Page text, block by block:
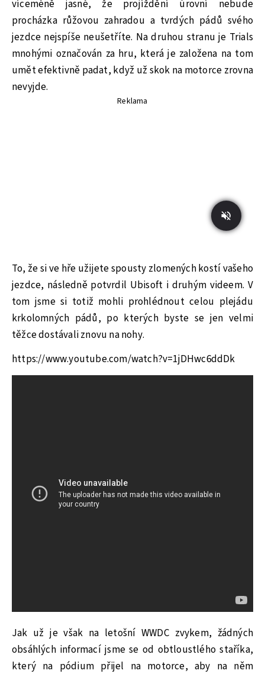
víceméně jasné, že projíždění úrovní nebude
procházka růžovou zahradou a tvrdých pádů svého
jezdce nejspíše neušetříte. Na druhou stranu je Trials
mnohými označován za hru, která je založena na tom
umět efektivně padat, když už skok na motorce zrovna
nevyjde.
Reklama
To, že si ve hře užijete spousty zlomených kostí vašeho
jezdce, následně potvrdil Ubisoft i druhým videem. V
tom jsme si totiž mohli prohlédnout celou plejádu
krkolomných pádů, po kterých byste se jen velmi
těžce dostávali znovu na nohy.
https://www.youtube.com/watch?v=1jDHwc6ddDk
Jak už je však na letošní WWDC zvykem, žádných
obsáhlých informací jsme se od obtloustlého staříka,
který na pódium přijel na motorce, aby na něm